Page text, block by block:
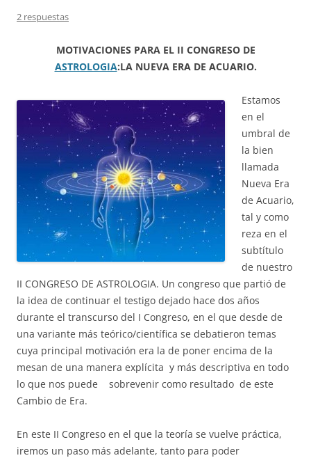
2 respuestas
MOTIVACIONES PARA EL II CONGRESO DE
ASTROLOGIA:LA NUEVA ERA DE ACUARIO.
Estamos
en el
umbral de
la bien
llamada
Nueva Era
de Acuario,
tal y como
reza en el
subtítulo
de nuestro
II CONGRESO DE ASTROLOGIA. Un congreso que partió de
la idea de continuar el testigo dejado hace dos años
durante el transcurso del I Congreso, en el que desde de
una variante más teórico/científica se debatieron temas
cuya principal motivación era la de poner encima de la
mesan de una manera explícita y más descriptiva en todo
lo que nos puede sobrevenir como resultado de este
Cambio de Era.
En este II Congreso en el que la teoría se vuelve práctica,
iremos un paso más adelante, tanto para poder